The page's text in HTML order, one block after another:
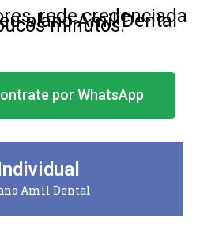
rede credenciada
plano Amil Dental
minutos.
por WhatsApp
Amil Dental